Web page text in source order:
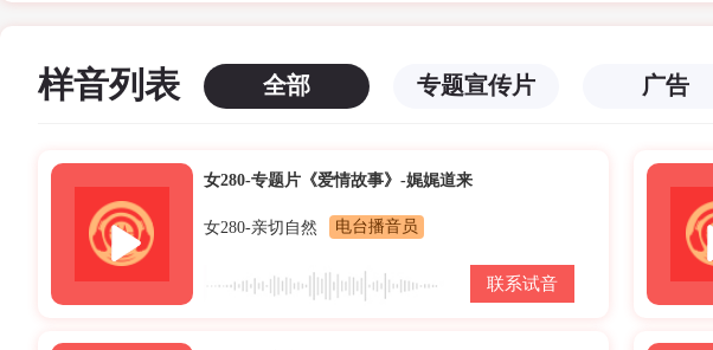
样音列表 全部 专题宣传片 广告
女280-专题片《爱情故事》-娓娓道来
女280-亲切自然 电台播音员
联系试音